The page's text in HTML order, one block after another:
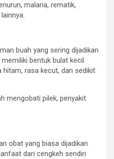
malaria, rematik,
buah yang sering dijadikan
bentuk bulat kecil
hitam, rasa kecut, dan sedikit
mengobati pilek, penyakit
obat yang biasa dijadikan
dari cengkeh sendiri